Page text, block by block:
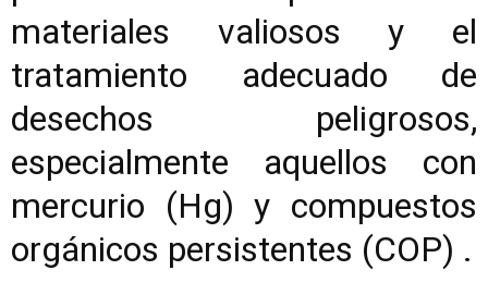
materiales valiosos y el
tratamiento adecuado de
desechos peligrosos,
especialmente aquellos con
mercurio (Hg) y compuestos
orgánicos persistentes (COP) .